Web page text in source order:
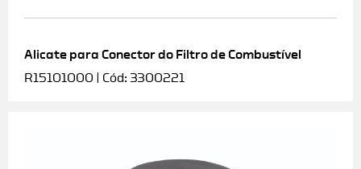
Alicate para Conector do Filtro de Combustível
R15101000 | Cód: 3300221